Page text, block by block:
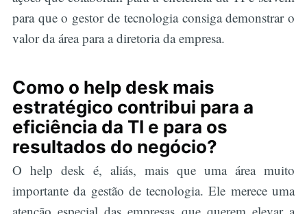
para que o gestor de tecnologia consiga demonstrar o
valor da área para a diretoria da empresa.
Como o help desk mais
estratégico contribui para a
eficiência da TI e para os
resultados do negócio?
O help desk é, aliás, mais que uma área muito
importante da gestão de tecnologia. Ele merece uma